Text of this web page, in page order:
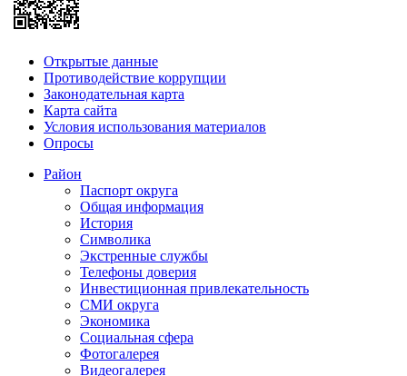
Открытые данные
Противодействие коррупции
Законодательная карта
Карта сайта
Условия использования материалов
Опросы
Район
Паспорт округа
Общая информация
История
Символика
Экстренные службы
Телефоны доверия
Инвестиционная привлекательность
СМИ округа
Экономика
Социальная сфера
Фотогалерея
Видеогалерея